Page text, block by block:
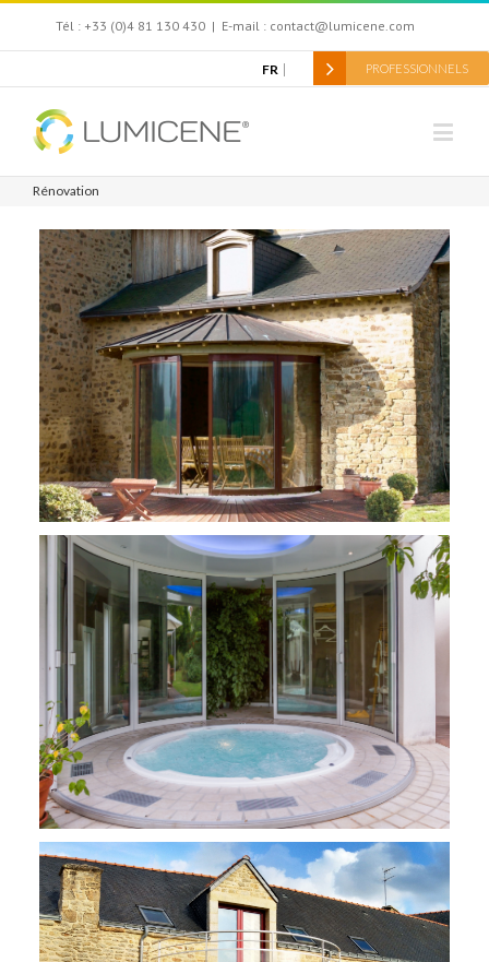
Tél : +33 (0)4 81 130 430 | E-mail : contact@lumicene.com
PROFESSIONNELS
FR
Rénovation
Rénovation manoir
Jacuzzi au Mans